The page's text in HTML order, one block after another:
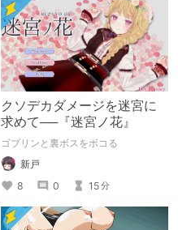
クソデカダメージを迷宮に
求めて──『迷宮ノ花』
ゴブリンと裏ボスをボコる
新戸
8
0 15分